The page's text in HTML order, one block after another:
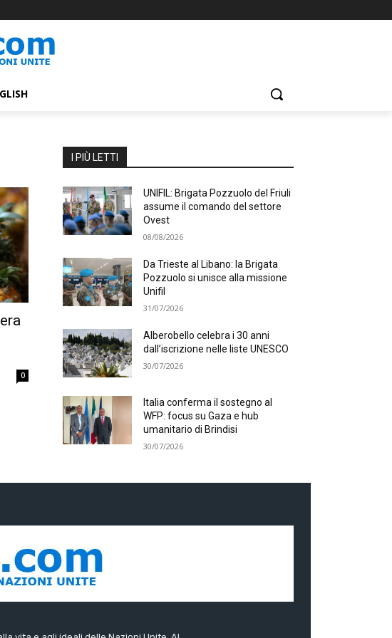
0
I PIÙ LETTI
UNIFIL: Brigata Pozzuolo del Friuli
assume il comando del settore
Ovest
08/08/2026
Da Trieste al Libano: la Brigata
Pozzuolo si unisce alla missione
Unifil
31/07/2026
Alberobello celebra i 30 anni
dall’iscrizione nelle liste UNESCO
30/07/2026
Italia conferma il sostegno al
WFP: focus su Gaza e hub
umanitario di Brindisi
30/07/2026